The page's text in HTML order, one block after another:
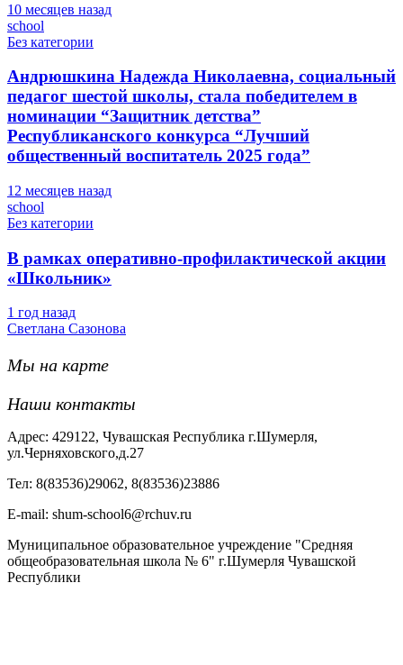
10 месяцев назад
school
Без категории
Андрюшкина Надежда Николаевна, социальный
педагог шестой школы, стала победителем в
номинации “Защитник детства”
Республиканского конкурса “Лучший
общественный воспитатель 2025 года”
12 месяцев назад
school
Без категории
В рамках оперативно-профилактической акции
«Школьник»
1 год назад
Светлана Сазонова
Мы на карте
Наши контакты
Адрес: 429122, Чувашская Республика г.Шумерля,
ул.Черняховского,д.27
Тел: 8(83536)29062, 8(83536)23886
Е-mail: shum-school6@rchuv.ru
Муниципальное образовательное учреждение "Средняя
общеобразовательная школа № 6" г.Шумерля Чувашской
Республики